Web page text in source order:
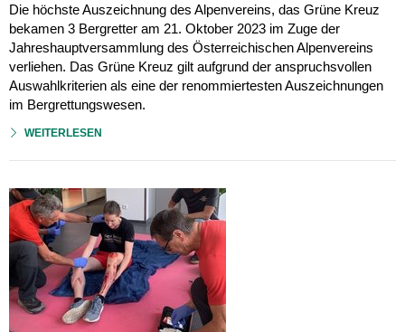
Die höchste Auszeichnung des Alpenvereins, das Grüne Kreuz
bekamen 3 Bergretter am 21. Oktober 2023 im Zuge der
Jahreshauptversammlung des Österreichischen Alpenvereins
verliehen. Das Grüne Kreuz gilt aufgrund der anspruchsvollen
Auswahlkriterien als eine der renommiertesten Auszeichnungen
im Bergrettungswesen.
WEITERLESEN